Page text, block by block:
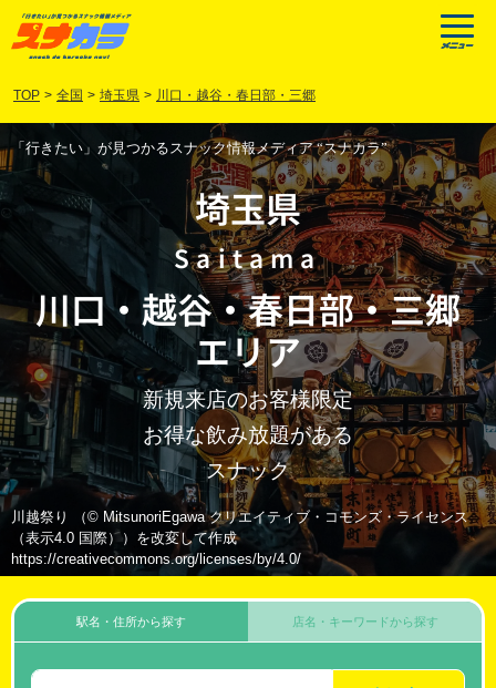
TOP > 全国 > 埼玉県 > 川口・越谷・春日部・三郷
「行きたい」が見つかるスナック情報メディア “スナカラ”
埼玉県
Saitama
川口・ 越谷・春日部・三郷
エリア
新規来店のお客様限定
お得な飲み放題がある
スナック
川越祭り （© MitsunoriEgawa クリエイティブ・コモンズ・ライセンス
（表示4.0 国際））を改変して作成
https://creativecommons.org/licenses/by/4.0/
駅名・住所から探す 店名・キーワードから探す